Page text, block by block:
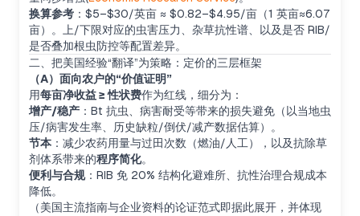
换算参考 ：$5–$30/英亩 ≈ $0.82–$4.95/亩（1 英亩≈6.07
亩）。上/下限对应的虫害压力、杂草抗性谱、以及是否 RIB/
是否叠加根虫防控等配置差异。
二、把美国经验“翻译”为策略：定价的三层框架
（A）面向农户的“价值证明”
用每亩净收益 ≥ 性状费作为红线，细分为：
增产/稳产 ：Bt 抗虫、病害耐受等带来的损失避免（以当地虫
压/病害发生率、历史缺粒/倒伏/减产数据估算）。
节本 ：减少农药用量与过田次数（燃油/人工），以及抗除草
剂体系带来的程序简化。
便利与合规：RIB 免 20% 结构化避难所、抗性治理合规成本
降低。
（美国主流指南与企业资料的论证范式即据此展开，并体现